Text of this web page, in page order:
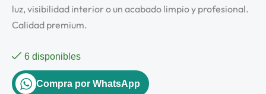
luz, visibilidad interior o un acabado limpio y profesional.
Calidad premium.
6 disponibles
Compra por WhatsApp